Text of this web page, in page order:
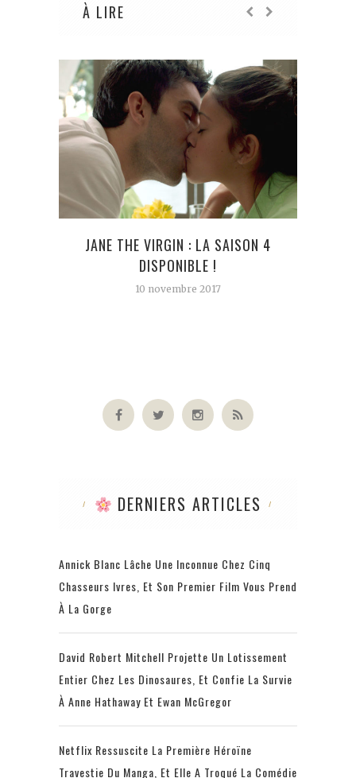
À LIRE
JANE THE VIRGIN : LA SAISON 4
DISPONIBLE !
10 novembre 2017
DERNIERS ARTICLES
Annick Blanc Lâche Une Inconnue Chez Cinq
Chasseurs Ivres, Et Son Premier Film Vous Prend
À La Gorge
David Robert Mitchell Projette Un Lotissement
Entier Chez Les Dinosaures, Et Confie La Survie
À Anne Hathaway Et Ewan McGregor
Netflix Ressuscite La Première Héroïne
Travestie Du Manga, Et Elle A Troqué La Comédie